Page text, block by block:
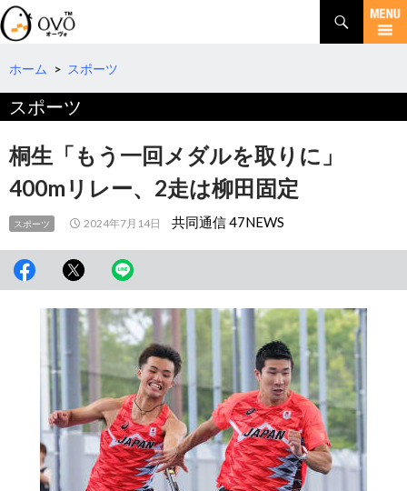
検
索
コ
テ
へ
動
ホーム > スポーツ
スポーツ
桐生「もう一回メダルを取りに」
400mリレー、2走は柳田固定
スポーツ 2024年7月14日 共同通信 47NEWS